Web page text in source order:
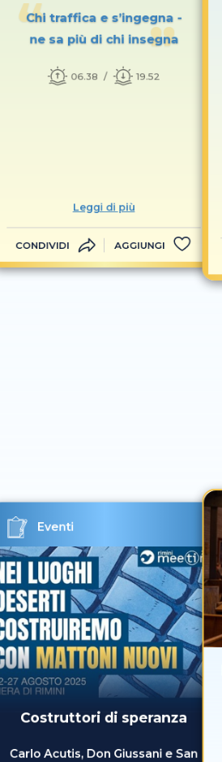
Chi traffica e s’ingegna -
ne sa più di chi insegna
06.38 19.52
Leggi di più
CONDIVIDI AGGIUNGI
Eventi
Costruttori di speranza
Carlo Acutis, Don Giussani e San